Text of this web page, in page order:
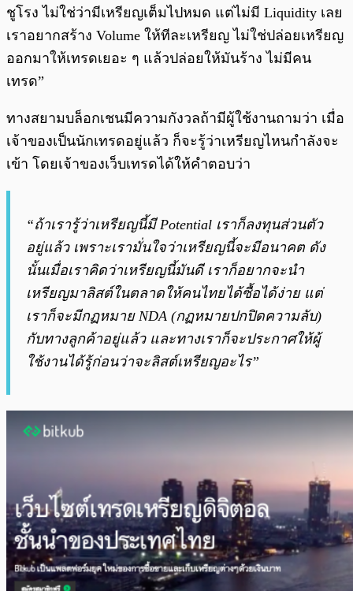
ชูโรง ไม่ใช่ว่ามีเหรียญเต็มไปหมด แต่ไม่มี Liquidity เลย
เราอยากสร้าง Volume ให้ทีละเหรียญ ไม่ใช่ปล่อยเหรียญ
ออกมาให้เทรดเยอะ ๆ แล้วปล่อยให้มันร้าง ไม่มีคน
เทรด”
ทางสยามบล็อกเชนมีความกังวลถ้ามีผู้ใช้งานถามว่า เมื่อ
เจ้าของเป็นนักเทรดอยู่แล้ว ก็จะรู้ว่าเหรียญไหนกำลังจะ
เข้า โดยเจ้าของเว็บเทรดได้ให้คำตอบว่า
“ถ้าเรารู้ว่าเหรียญนี้มี Potential เราก็ลงทุนส่วนตัว
อยู่แล้ว เพราะเรามั่นใจว่าเหรียญนี้จะมีอนาคต ดัง
นั้นเมื่อเราคิดว่าเหรียญนี้มันดี เราก็อยากจะนำ
เหรียญมาลิสต์ในตลาดให้คนไทยได้ซื้อได้ง่าย แต่
เราก็จะมีกฏหมาย NDA (กฏหมายปกปิดความลับ)
กับทางลูกค้าอยู่แล้ว และทางเราก็จะประกาศให้ผู้
ใช้งานได้รู้ก่อนว่าจะลิสต์เหรียญอะไร”